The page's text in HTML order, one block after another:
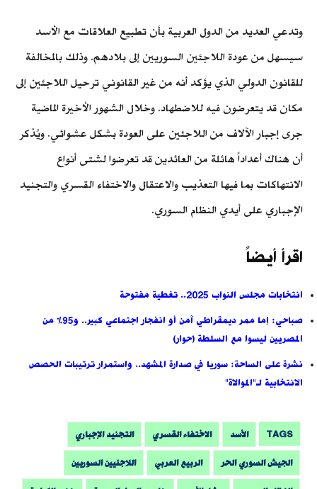
وتدعي العديد من الدول العربية بأن تطبيع العلاقات مع الأسد
سيسهل من عودة اللاجئين السوريين إلى بلادهم. وذلك بالمخالفة
للقانون الدولي الذي يؤكد أنه من غير القانوني ترحيل اللاجئين إلى
مكان قد يتعرضون فيه للاضطهاد. وخلال الشهور الأخيرة الماضية
جرى إجبار الآلاف من اللاجئين على العودة بشكل عشوائي. ويُذكر
أن هناك أعداداً هائلة من العائدين قد تعرضوا لشتى أنواع
الانتهاكات بما فيها التعذيب والاعتقال والاختفاء القسري والتجنيد
الإجباري على أيدي النظام السوري.
اقرأ أيضاً
انتخابات مجلس النواب 2025.. تغطية مفتوحة
صباحي: إما ممر ديمقراطي آمن أو انفجار اجتماعي كبير.. و95% من
المصريين ليسوا مع السلطة (حوار)
نشرة على الساحة: سوريا في صدارة المشهد.. واستمرار ترتيبات الحصص
الانتخابية لـ"الموالاة"
TAGS الأسد الاختفاء القسري التجنيد الإجباري
الجيش السوري الحر الربيع العربي اللاجئيين السوريين